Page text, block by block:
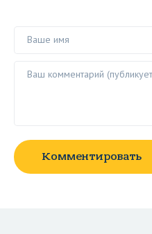
Комментировать